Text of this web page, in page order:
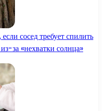
сосед требует спилить
за «нехватки солнца»